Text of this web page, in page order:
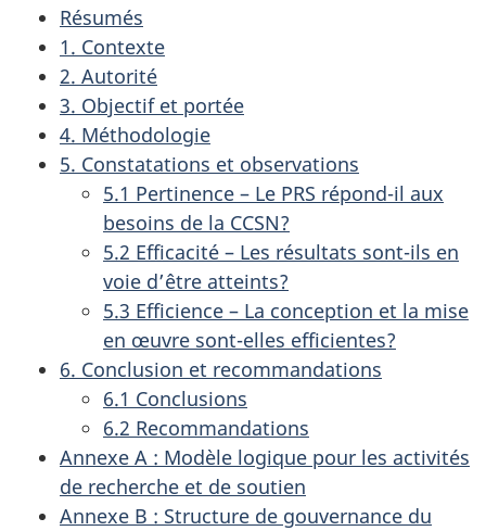
Résumés
1. Contexte
2. Autorité
3. Objectif et portée
4. Méthodologie
5. Constatations et observations
5.1 Pertinence – Le PRS répond-il aux
besoins de la CCSN?
5.2 Efficacité – Les résultats sont-ils en
voie d’être atteints?
5.3 Efficience – La conception et la mise
en œuvre sont-elles efficientes?
6. Conclusion et recommandations
6.1 Conclusions
6.2 Recommandations
Annexe A : Modèle logique pour les activités
de recherche et de soutien
Annexe B : Structure de gouvernance du